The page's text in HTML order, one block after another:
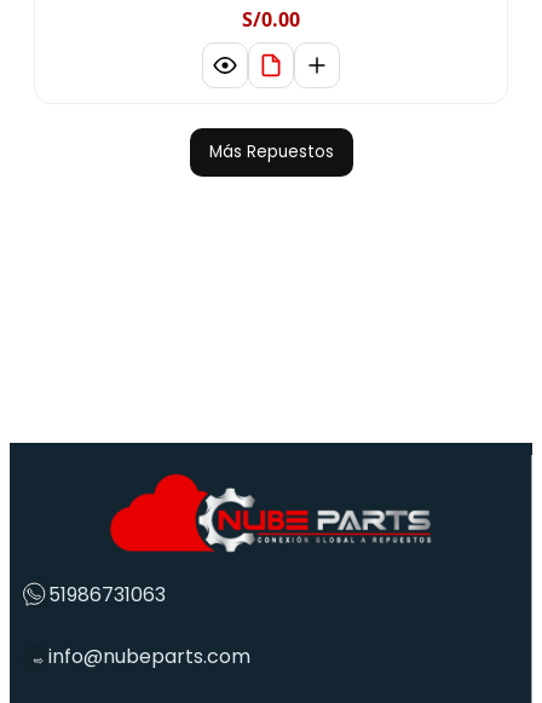
S/0.00
Más Repuestos
51986731063
info@nubeparts.com